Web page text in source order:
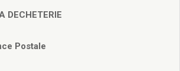
boissons
d’Urbanisme intercommunal
DECHETERIE
Postale